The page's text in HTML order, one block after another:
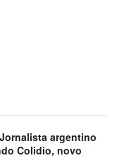
argentino
Colidio, novo